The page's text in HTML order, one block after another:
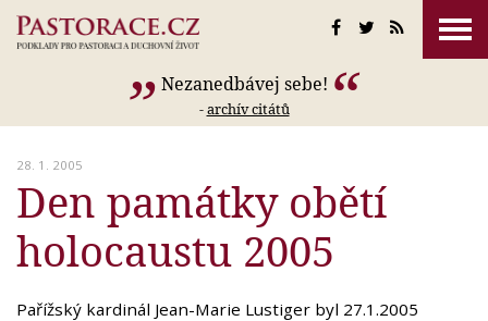
Nezanedbávej sebe!
-archív citátů
28. 1. 2005
Den památky obětí
holocaustu 2005
Pařížský kardinál Jean-Marie Lustiger byl 27.1.2005